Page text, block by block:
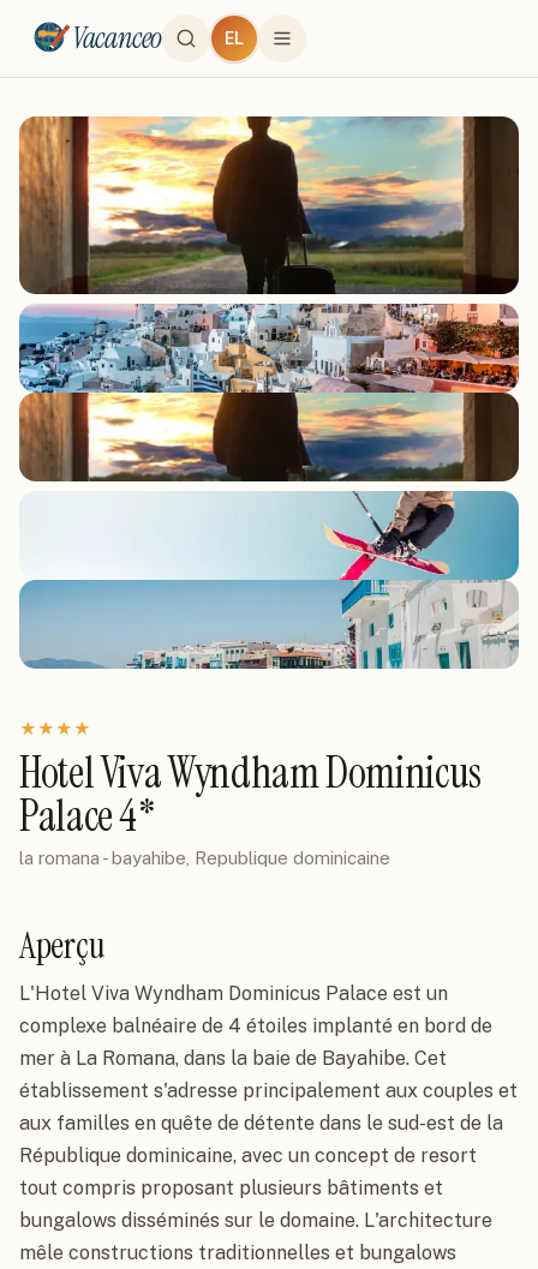
Vacanceo EL
★★★★
Hotel Viva Wyndham Dominicus
Palace 4*
la romana - bayahibe, Republique dominicaine
Aperçu
L'Hotel Viva Wyndham Dominicus Palace est un
complexe balnéaire de 4 étoiles implanté en bord de
mer à La Romana, dans la baie de Bayahibe. Cet
établissement s'adresse principalement aux couples et
aux familles en quête de détente dans le sud-est de la
République dominicaine, avec un concept de resort
tout compris proposant plusieurs bâtiments et
bungalows disséminés sur le domaine. L'architecture
mêle constructions traditionnelles et bungalows